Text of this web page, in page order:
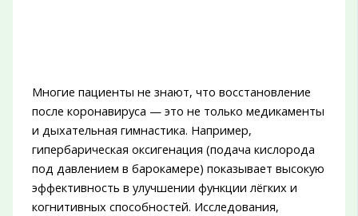
Многие пациенты не знают, что восстановление
после коронавируса — это не только медикаменты
и дыхательная гимнастика. Например,
гипербарическая оксигенация (подача кислорода
под давлением в барокамере) показывает высокую
эффективность в улучшении функции лёгких и
когнитивных способностей. Исследования,